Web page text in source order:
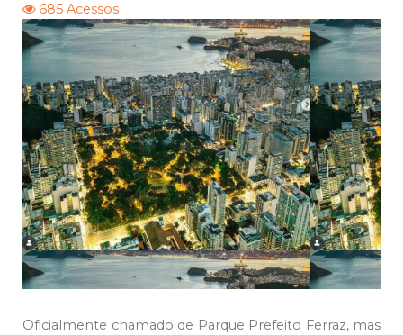
685 Acessos
Oficialmente chamado de Parque Prefeito Ferraz, mas